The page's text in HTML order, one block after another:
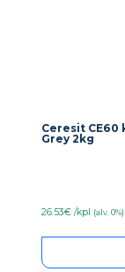
Ceresit CE60
Grey 2kg
26.53€ /kpl (alv. 0%)